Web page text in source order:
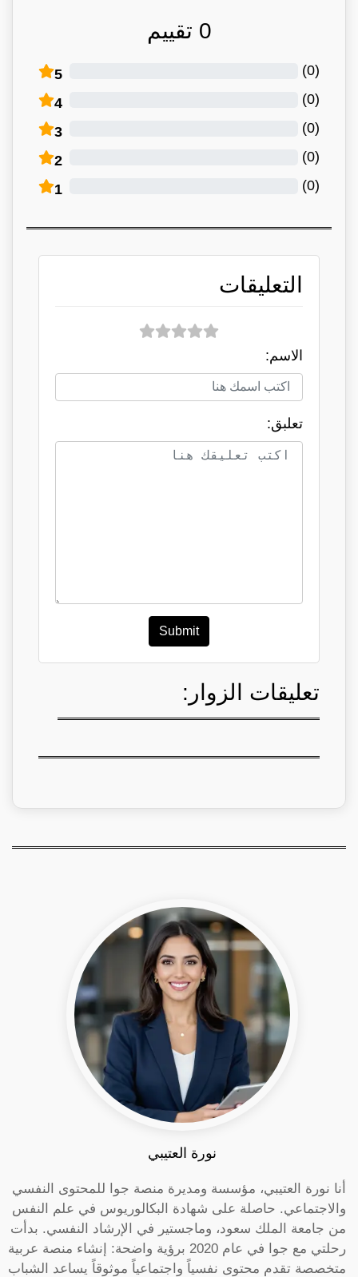
0 تقييم
5 (
0
)
4 (
0
)
3 (
0
)
2 (
0
)
1 (
0
)
التعليقات
الاسم:
تعلبق:
Submit
تعليقات الزوار:
نورة العتيبي
أنا نورة العتيبي، مؤسسة ومديرة منصة جوا للمحتوى النفسي
والاجتماعي. حاصلة على شهادة البكالوريوس في علم النفس
من جامعة الملك سعود، وماجستير في الإرشاد النفسي. بدأت
رحلتي مع جوا في عام 2020 برؤية واضحة: إنشاء منصة عربية
متخصصة تقدم محتوى نفسياً واجتماعياً موثوقاً يساعد الشباب